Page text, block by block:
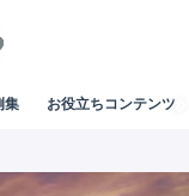
集 お役立ちコンテンツ